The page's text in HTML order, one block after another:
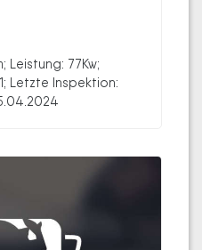
Leistung: 77Kw;
Letzte Inspektion: